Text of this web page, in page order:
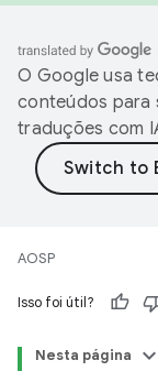
O Google usa
conteúdos para
traduções com
AOSP
Isso foi útil?
Nesta página